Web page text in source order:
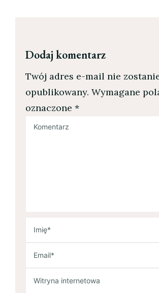
Dodaj komentarz
Twój adres e-mail nie
opublikowany. Wymagane
oznaczone *